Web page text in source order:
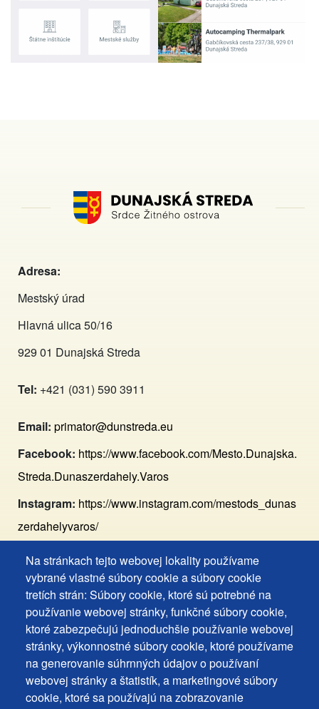
Na stránkach tejto webovej lokality používame
vybrané vlastné súbory cookie a súbory cookie
tretích strán: Súbory cookie, ktoré sú potrebné na
používanie webovej stránky, funkčné súbory cookie,
ktoré zabezpečujú jednoduchšie používanie webovej
stránky, výkonnostné súbory cookie, ktoré používame
na generovanie súhrnných údajov o používaní
webovej stránky a štatistík, a marketingové súbory
cookie, ktoré sa používajú na zobrazovanie
Adresa:
Mestský úrad
Hlavná ulica 50/16
929 01 Dunajská Streda
Tel: +421 (031) 590 3911
Email: primator@dunstreda.eu
Facebook: https://www.facebook.com/Mesto.Dunajska.
Streda.Dunaszerdahely.Varos
Instagram: https://www.instagram.com/mestods_dunas
zerdahelyvaros/
Footer
Cookies
+
ochrana
osobných
udajov
Vyhlásenie o prístupnosti
Často kladené otázky
Ochrana osobných údajov
Používanie súborov cookies
Nastavenie cookies
Podnety a spätná väzba